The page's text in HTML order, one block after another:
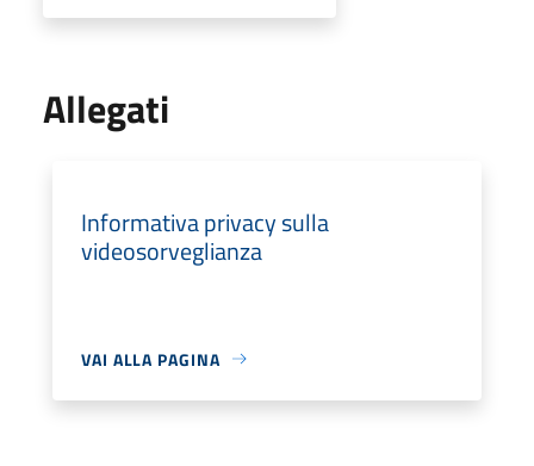
Allegati
Informativa privacy sulla
videosorveglianza
VAI ALLA PAGINA